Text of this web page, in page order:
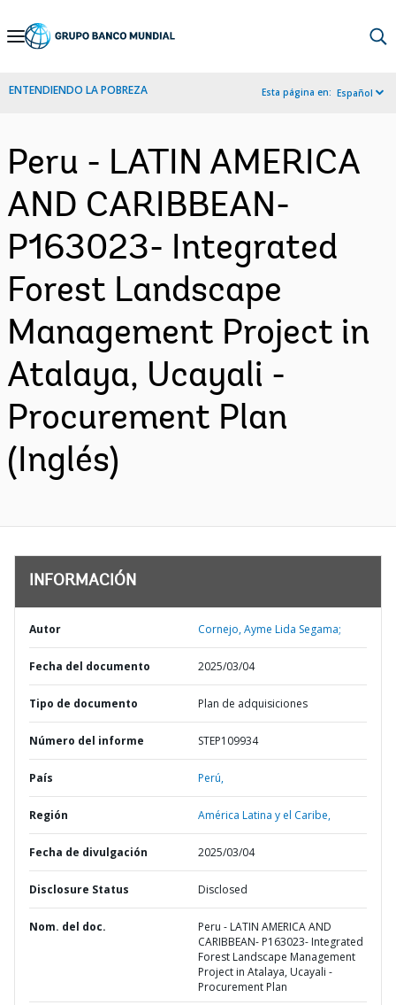
Skip
Navigation
ENTENDIENDO LA POBREZA Esta página en: Español
Peru - LATIN AMERICA
AND CARIBBEAN-
P163023- Integrated
Forest Landscape
Management Project in
Atalaya, Ucayali -
Procurement Plan
(Inglés)
INFORMACIÓN
Autor Cornejo, Ayme Lida Segama;
Fecha del documento 2025/03/04
Tipo de documento Plan de adquisiciones
Número del informe STEP109934
País Perú,
Región América Latina y el Caribe,
Fecha de divulgación 2025/03/04
Disclosure Status Disclosed
Nom. del doc.
Peru - LATIN AMERICA AND
CARIBBEAN- P163023- Integrated
Forest Landscape Management
Project in Atalaya, Ucayali -
Procurement Plan